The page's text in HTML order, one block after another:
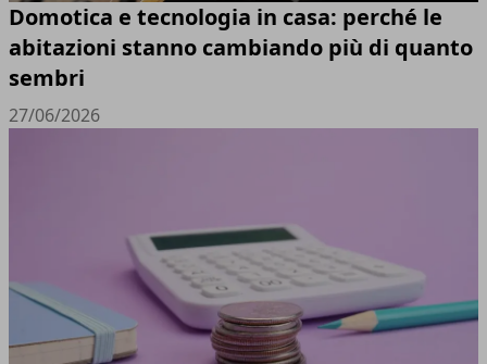
Domotica e tecnologia in casa: perché le
abitazioni stanno cambiando più di quanto
sembri
27/06/2026